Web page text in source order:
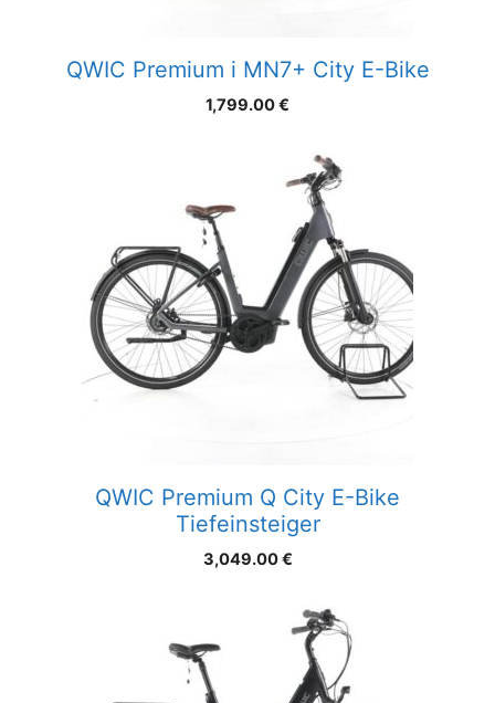
QWIC Premium i MN7+ City E-Bike
1,799.00€
QWIC Premium Q City E-Bike
Tiefeinsteiger
3,049.00€